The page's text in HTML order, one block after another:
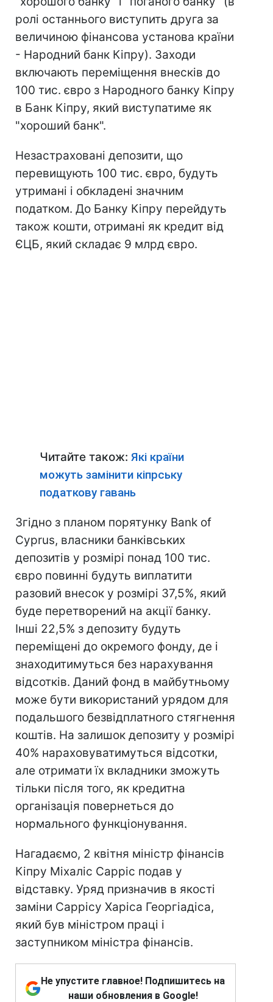
ролі останнього виступить друга за
величиною фінансова установа країни
- Народний банк Кіпру). Заходи
включають переміщення внесків до
100 тис. євро з Народного банку Кіпру
в Банк Кіпру, який виступатиме як
"хороший банк".
Незастраховані депозити, що
перевищують 100 тис. євро, будуть
утримані і обкладені значним
податком. До Банку Кіпру перейдуть
також кошти, отримані як кредит від
ЄЦБ, який складає 9 млрд євро.
Читайте також: Які країни
можуть замінити кіпрську
податкову гавань
Згідно з планом порятунку Bank of
Cyprus, власники банківських
депозитів у розмірі понад 100 тис.
євро повинні будуть виплатити
разовий внесок у розмірі 37,5%, який
буде перетворений на акції банку.
Інші 22,5% з депозиту будуть
переміщені до окремого фонду, де і
знаходитимуться без нарахування
відсотків. Даний фонд в майбутньому
може бути використаний урядом для
подальшого безвідплатного стягнення
коштів. На залишок депозиту у розмірі
40% нараховуватимуться відсотки,
але отримати їх вкладники зможуть
тільки після того, як кредитна
організація повернеться до
нормального функціонування.
Нагадаємо, 2 квітня міністр фінансів
Кіпру Міхаліс Сарріс подав у
відставку. Уряд призначив в якості
заміни Саррісу Харіса Георгіадіса,
який був міністром праці і
заступником міністра фінансів.
Не упустите главное! Подпишитесь на
наши обновления в Google!